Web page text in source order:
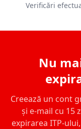
Verificări
Nu
Creează un cont
și e-mail cu 15
expirarea ITP-